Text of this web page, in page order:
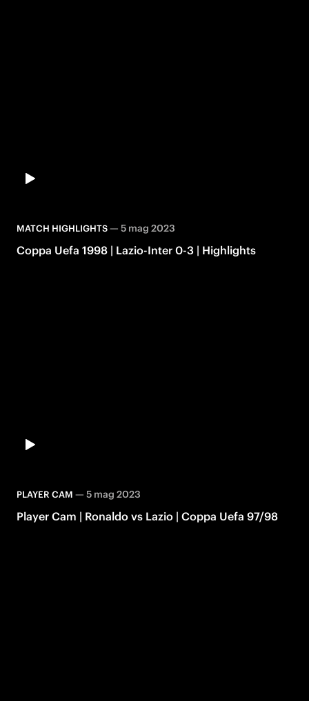
MATCH HIGHLIGHTS— 5 mag 2023
Coppa Uefa 1998 | Lazio-Inter 0-3 | Highlights
PLAYER CAM — 5 mag 2023
Player Cam | Ronaldo vs Lazio | Coppa Uefa 97/98